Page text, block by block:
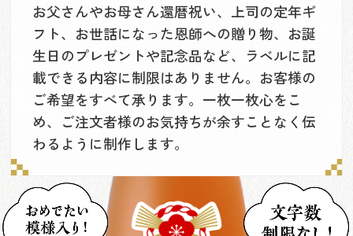
お父さんやお母さん還暦祝い、上司の定年ギ
フト、お世話になった恩師への贈り物、お誕
生日のプレゼントや記念品など、ラベルに記
載できる内容に制限はありません。お客様の
ご希望をすべて承ります。一枚一枚心をこ
め、ご注文者様のお気持ちが余すことなく伝
わるように制作します。